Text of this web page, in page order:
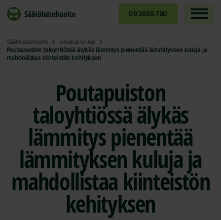
sisältöön
09 3505 760
Poutapuiston
taloyhtiössä älykäs
lämmitys pienentää
lämmityksen kuluja ja
mahdollistaa kiinteistön
kehityksen
Säätölaitehuolto
Asiakastarinat
Poutapuiston taloyhtiössä älykäs lämmitys pienentää lämmityksen kuluja ja
mahdollistaa kiinteistön kehityksen